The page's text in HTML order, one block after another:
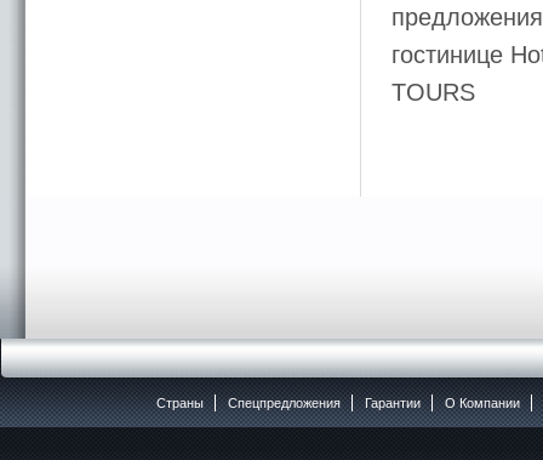
гостинице
TOURS
Страны Спецпредложения Гарантии O Компании